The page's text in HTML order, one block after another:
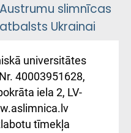
Austrumu slimnīcas
atbalsts Ukrainai
Східної
лікарні та співпраця з
universitātes
40003951628,
iela 2, LV-
tīmekļa